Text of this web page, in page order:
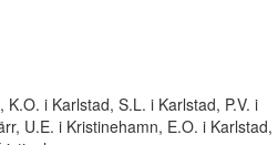
i Karlstad, S.L. i Karlstad, P.V. i
U.E. i Kristinehamn, E.O. i Karlstad,